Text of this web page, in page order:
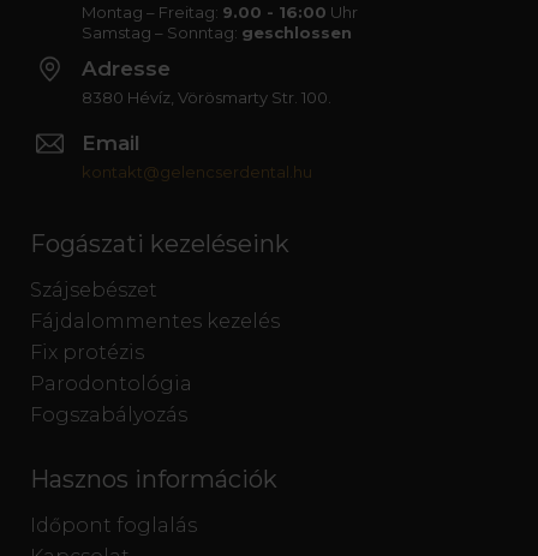
Montag – Freitag: 9.00 - 16:00 Uhr
Samstag – Sonntag: geschlossen
Adresse
8380 Hévíz, Vörösmarty Str. 100.
Email
kontakt@gelencserdental.hu
Fogászati kezeléseink
Szájsebészet
Fájdalommentes kezelés
Fix protézis
Parodontológia
Fogszabályozás
Hasznos információk
Időpont foglalás